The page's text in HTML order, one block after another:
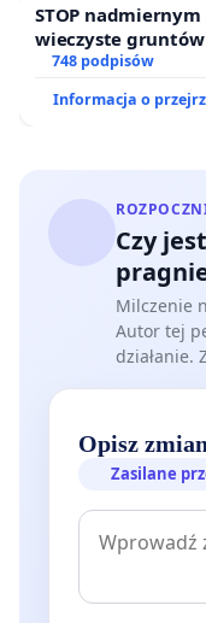
STOP
wieczyste
ogrody działkowe.
748 podpisów
Informacja o
Czy
Milczenie
Autor tej
działanie.
Opisz
Zasilane